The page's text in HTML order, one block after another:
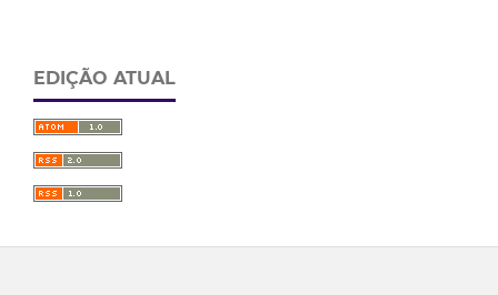
EDIÇÃO ATUAL